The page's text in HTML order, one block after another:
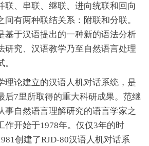
联、串联、继联、进向统联和回向
有两种联结关系：附联和分联。
基于汉语提出的一种新的语法分析
研究、汉语教学乃至自然语言处理
论建立的汉语人机对话系统，是
后7里所取得的重大科研成果。范继
事自然语言理解研究的语言学家之
作开始于1978年。仅仅3年的时
创建了RJD-80汉语人机对话系